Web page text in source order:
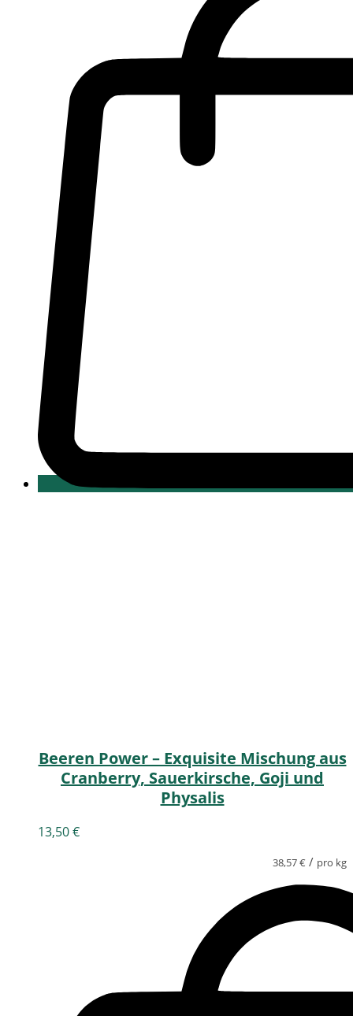
Beeren Power – Exquisite Mischung aus
Cranberry, Sauerkirsche, Goji und
Physalis
13,50€
38,57€ / pro kg